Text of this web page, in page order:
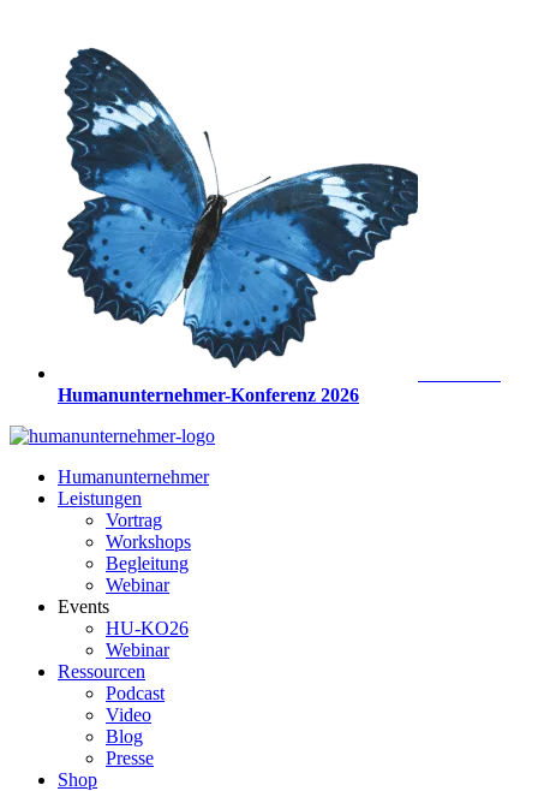
springen
Humanunternehmer-Konferenz 2026
Humanunternehmer
Leistungen
Vortrag
Workshops
Begleitung
Webinar
Events
HU-KO26
Webinar
Ressourcen
Podcast
Video
Blog
Presse
Shop